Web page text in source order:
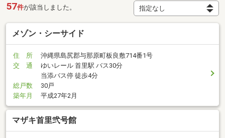
57件が該当しました。
メゾン・シーサイド
住 所
沖縄県島尻郡与那原町板良敷714番1号
交 通
ゆいレール 首里駅 バス30分
当添バス停 徒歩4分
総戸数
30戸
築年月
平成27年2月
マザキ首里弐号館